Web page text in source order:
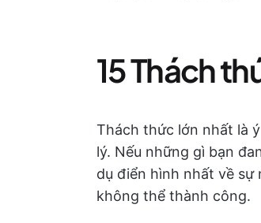
15 Thách
Thách thức lớn nhất là
lý. Nếu những gì bạn
dụ điển hình nhất về
không thể thành công.